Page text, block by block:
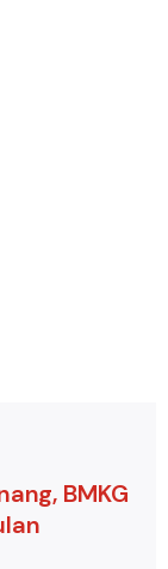
BMKG